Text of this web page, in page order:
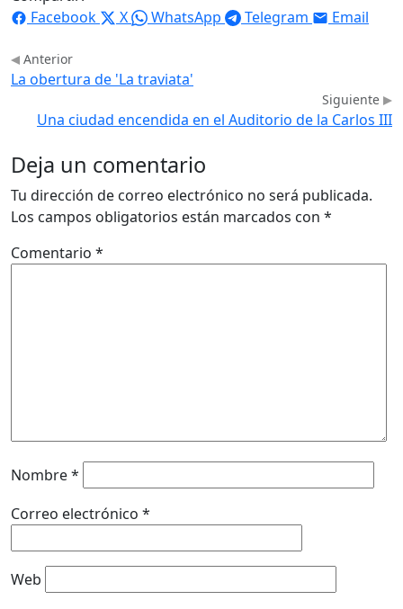
Facebook
X WhatsApp Telegram Email
Anterior
La obertura de 'La traviata'
Siguiente
Una ciudad encendida en el Auditorio de la Carlos III
Deja un comentario
Tu dirección de correo electrónico no será publicada.
Los campos obligatorios están marcados con *
Comentario *
Nombre*
Correo electrónico *
Web